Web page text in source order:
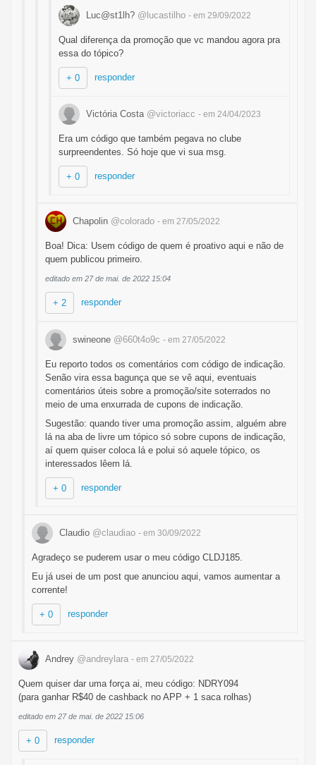
Luc@st1lh? @lucastilho - em 29/09/2022
Qual diferença da promoção que vc mandou agora pra
essa do tópico?
+ 0 responder
Victória Costa @victoriacc - em 24/04/2023
Era um código que também pegava no clube
surpreendentes. Só hoje que vi sua msg.
+ 0 responder
Chapolin @colorado - em 27/05/2022
Boa! Dica: Usem código de quem é proativo aqui e não de
quem publicou primeiro.
editado em 27 de mai. de 2022 15:04
+ 2 responder
swineone @660t4o9c - em 27/05/2022
Eu reporto todos os comentários com código de indicação.
Senão vira essa bagunça que se vê aqui, eventuais
comentários úteis sobre a promoção/site soterrados no
meio de uma enxurrada de cupons de indicação.
Sugestão: quando tiver uma promoção assim, alguém abre
lá na aba de livre um tópico só sobre cupons de indicação,
aí quem quiser coloca lá e polui só aquele tópico, os
interessados lêem lá.
+ 0 responder
Claudio @claudiao - em 30/09/2022
Agradeço se puderem usar o meu código CLDJ185.
Eu já usei de um post que anunciou aqui, vamos aumentar a
corrente!
+ 0 responder
Andrey @andreylara - em 27/05/2022
Quem quiser dar uma força ai, meu código: NDRY094
(para ganhar R$40 de cashback no APP + 1 saca rolhas)
editado em 27 de mai. de 2022 15:06
+ 0 responder